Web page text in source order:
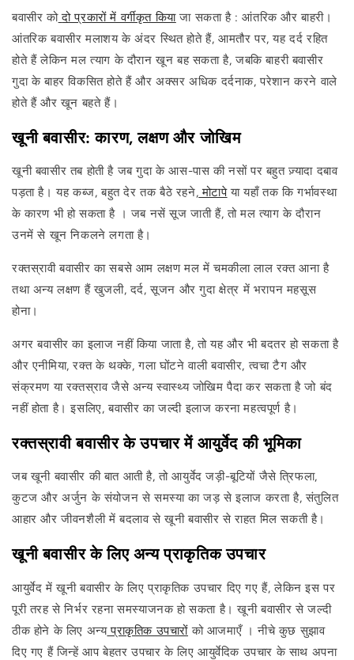
बवासीर को दो प्रकारों में वर्गीकृत कियाजा सकता है : आंतरिक और बाहरी।
आंतरिक बवासीर मलाशय के अंदर स्थित होते हैं, आमतौर पर, यह दर्द रहित
होते हैं लेकिन मल त्याग के दौरान खून बह सकता है, जबकि बाहरी बवासीर
गुदा के बाहर विकसित होते हैं और अक्सर अधिक दर्दनाक, परेशान करने वाले
होते हैं और खून बहते हैं।
खूनी बवासीर: कारण, लक्षण और जोखिम
खूनी बवासीर तब होती है जब गुदा के आस-पास की नसों पर बहुत ज़्यादा दबाव
पड़ता है। यह कब्ज, बहुत देर तक बैठे रहने, मोटापेया यहाँ तक कि गर्भावस्था
के कारण भी हो सकता है । जब नसें सूज जाती हैं, तो मल त्याग के दौरान
उनमें से खून निकलने लगता है।
रक्तस्रावी बवासीर का सबसे आम लक्षण मल में चमकीला लाल रक्त आना है
तथा अन्य लक्षण हैं खुजली, दर्द, सूजन और गुदा क्षेत्र में भरापन महसूस
होना।
अगर बवासीर का इलाज नहीं किया जाता है, तो यह और भी बदतर हो सकता है
और एनीमिया, रक्त के थक्के, गला घोंटने वाली बवासीर, त्वचा टैग और
संक्रमण या रक्तस्राव जैसे अन्य स्वास्थ्य जोखिम पैदा कर सकता है जो बंद
नहीं होता है। इसलिए, बवासीर का जल्दी इलाज करना महत्वपूर्ण है।
रक्तस्रावी बवासीर के उपचार में आयुर्वेद की भूमिका
जब खूनी बवासीर की बात आती है, तो आयुर्वेद जड़ी-बूटियों जैसे त्रिफला,
कुटज और अर्जुन के संयोजन से समस्या का जड़ से इलाज करता है, संतुलित
आहार और जीवनशैली में बदलाव से खूनी बवासीर से राहत मिल सकती है।
खूनी बवासीर के लिए अन्य प्राकृतिक उपचार
आयुर्वेद में खूनी बवासीर के लिए प्राकृतिक उपचार दिए गए हैं, लेकिन इस पर
पूरी तरह से निर्भर रहना समस्याजनक हो सकता है। खूनी बवासीर से जल्दी
ठीक होने के लिए अन्यप्राकृतिक उपचारों को आजमाएँ । नीचे कुछ सुझाव
दिए गए हैं जिन्हें आप बेहतर उपचार के लिए आयुर्वेदिक उपचार के साथ अपना